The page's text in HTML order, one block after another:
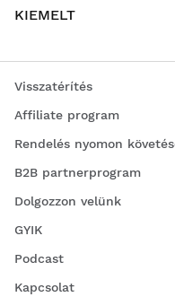
KIEMELT
Visszatérítés
Affiliate program
Rendelés nyomon
B2B partnerprogram
Dolgozzon velünk
GYIK
Podcast
Kapcsolat